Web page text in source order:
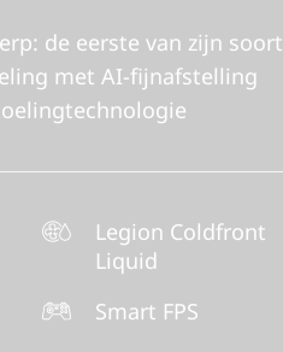
de eerste van zijn soort
met AI-fijnafstelling
Legion Coldfront
Liquid
Smart FPS